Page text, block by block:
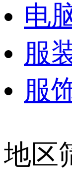
电
服
服
地区